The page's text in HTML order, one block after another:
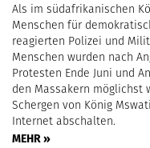
Als im südafrikanischen
Menschen für
reagierten Polizei und
Menschen wurden nach
Protesten Ende Juni und
den Massakern möglichst
Schergen von König
Internet abschalten.
MEHR »